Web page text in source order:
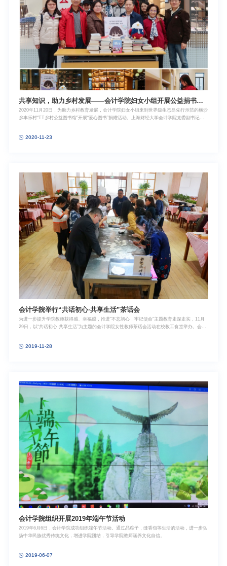
共享知识，助力乡村发展——会计学院妇女小组开展公益捐书活
动
2020年11月20日，为助力乡村教育发展，会计学院妇女小组来到世界级生态岛先行示范的横沙
乡丰乐村“TT乡村公益图书馆”开展“爱心图书”捐赠活动。上海财经大学会计学院党委副书记黄
2020-11-23
会计学院举行“共话初心·共享生活”茶话会
为进一步提升学院教师获得感、幸福感，推进“不忘初心，牢记使命”主题教育走深走实，11月
29日，以“共话初心·共享生活”为主题的会计学院女性教师茶话会活动在校教工食堂举办。会计
师亲切分享到。活动中，所有教师共同学习了淮扬茶点制作，感受中民族传统美食源远流长的
2019-11-28
会计学院组织开展2019年端午节活动
2019年6月6日，会计学院成功组织端午节活动。通过品粽子，缝香包等生活的活动，进一步弘
扬中华民族优秀传统文化，增进学院团结，引导学院教师涵养文化自信。
2019-06-07